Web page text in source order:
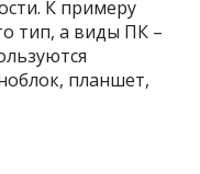
К примеру
тип, а виды ПК –
планшет,